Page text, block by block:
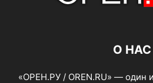
О НАС
«ОРЕН.РУ / OREN.RU» — один